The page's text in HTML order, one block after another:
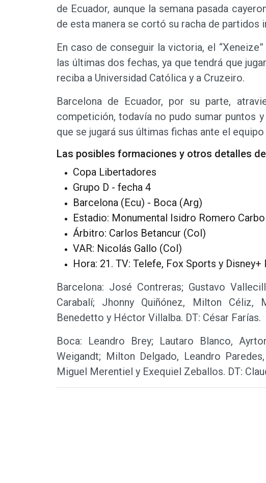
de Ecuador, aunque la semana pasada
de esta manera se cortó su racha de partidos
En caso de conseguir la victoria, el
las últimas dos fechas, ya que tendrá que
reciba a Universidad Católica y a Cruzeiro.
Barcelona de Ecuador, por su parte,
competición, todavía no pudo sumar puntos
que se jugará sus últimas fichas ante el
Las posibles formaciones y otros detalles
Copa Libertadores
Grupo D - fecha 4
Barcelona (Ecu) - Boca (Arg)
Estadio: Monumental Isidro Romero Carbo
Árbitro: Carlos Betancur (Col)
VAR: Nicolás Gallo (Col)
Hora: 21. TV: Telefe, Fox Sports y Disney+
Barcelona: José Contreras; Gustavo
Carabalí; Jhonny Quiñónez, Milton Céliz,
Benedetto y Héctor Villalba. DT: César Farías.
Boca: Leandro Brey; Lautaro Blanco,
Weigandt; Milton Delgado, Leandro
Miguel Merentiel y Exequiel Zeballos. DT: